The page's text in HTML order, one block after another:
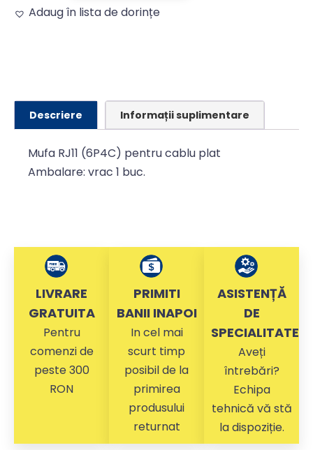
Adaug în lista de dorințe
Descriere Informații suplimentare
Mufa RJ11 (6P4C) pentru cablu plat
Ambalare: vrac 1 buc.
LIVRARE
GRATUITA
Pentru
comenzi de
peste 300
RON
PRIMITI
BANII INAPOI
In cel mai
scurt timp
posibil de la
primirea
produsului
returnat
ASISTENȚĂ
DE
SPECIALITATE
Aveți
întrebări?
Echipa
tehnică vă stă
la dispoziție.